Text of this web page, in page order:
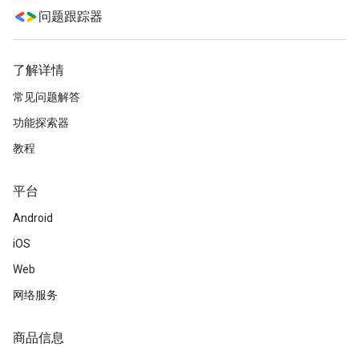
问题跟踪器
了解详情
常见问题解答
功能探索器
教程
平台
Android
iOS
Web
网络服务
商品信息